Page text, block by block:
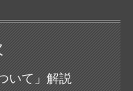
いて」解説